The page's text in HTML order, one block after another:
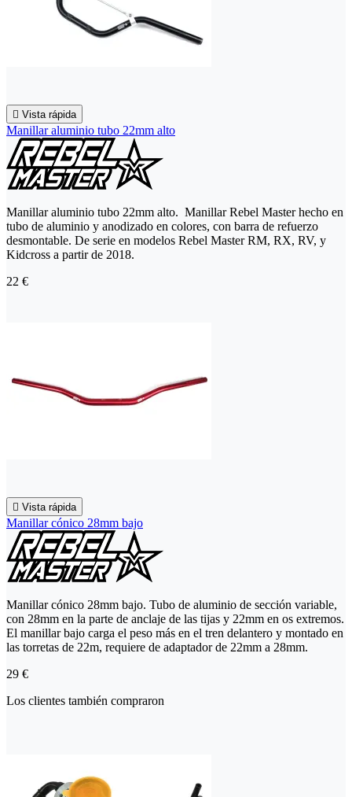
 Vista rápida
Manillar aluminio tubo 22mm alto
Manillar aluminio tubo 22mm alto. Manillar Rebel Master hecho en
tubo de aluminio y anodizado en colores, con barra de refuerzo
desmontable. De serie en modelos Rebel Master RM, RX, RV, y
Kidcross a partir de 2018.
22 €
 Vista rápida
Manillar cónico 28mm bajo
Manillar cónico 28mm bajo. Tubo de aluminio de sección variable,
con 28mm en la parte de anclaje de las tijas y 22mm en os extremos.
El manillar bajo carga el peso más en el tren delantero y montado en
las torretas de 22m, requiere de adaptador de 22mm a 28mm.
29 €
Los clientes también compraron